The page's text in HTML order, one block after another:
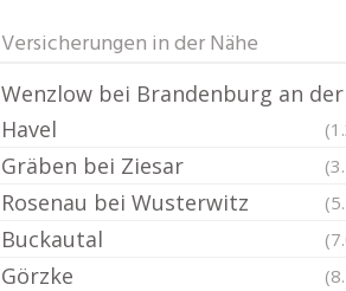
Versicherungen in der Nähe
Wenzlow bei Brandenburg an der
Havel
Gräben bei Ziesar
Rosenau bei Wusterwitz
Buckautal
Görzke